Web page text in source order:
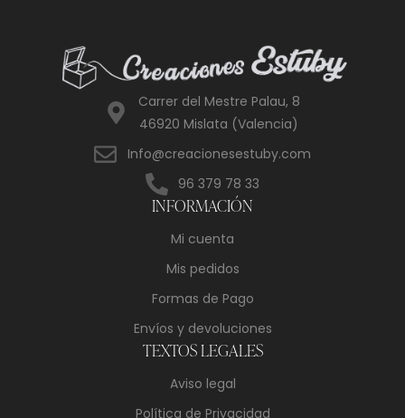
Carrer del Mestre Palau, 8
46920 Mislata (Valencia)
Info@creacionesestuby.com
96 379 78 33
INFORMACIÓN
Mi cuenta
Mis pedidos
Formas de Pago
Envíos y devoluciones
TEXTOS LEGALES
Aviso legal
Política de Privacidad